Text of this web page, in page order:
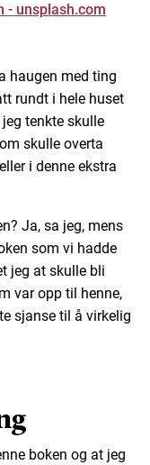
- unsplash.com
haugen med ting
rundt i hele huset
tenkte skulle
skulle overta
i denne ekstra
Ja, sa jeg, mens
som vi hadde
jeg at skulle bli
var opp til henne,
sjanse til å virkelig
boken og at jeg